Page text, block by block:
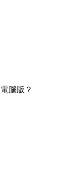
腦版？